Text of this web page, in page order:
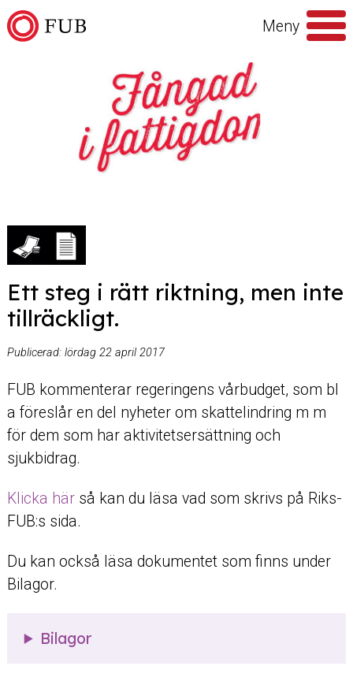
Hoppa till innehåll
Meny
Ett steg i rätt riktning, men inte
tillräckligt.
Publicerad: lördag 22 april 2017
FUB kommenterar regeringens vårbudget, som bl
a föreslår en del nyheter om skattelindring m m
för dem som har aktivitetsersättning och
sjukbidrag.
Klicka här så kan du läsa vad som skrivs på Riks-
FUB:s sida.
Du kan också läsa dokumentet som finns under
Bilagor.
Bilagor